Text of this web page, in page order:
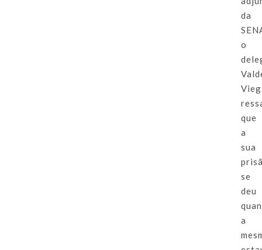
da
o
que
a
sua
se
deu
a